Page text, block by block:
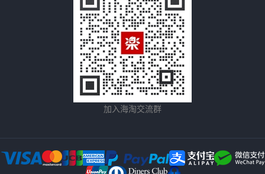
加入海淘交流群